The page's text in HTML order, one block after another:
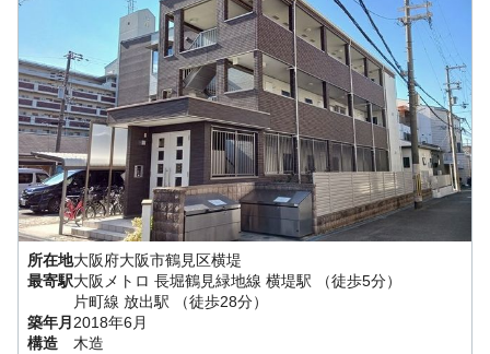
所在地大阪府大阪市鶴見区横堤
最寄駅大阪メトロ 長堀鶴見緑地線 横堤駅
（徒歩5分）
片町線 放出駅
（徒歩28分）
築年月 2018年6月
構造
木造